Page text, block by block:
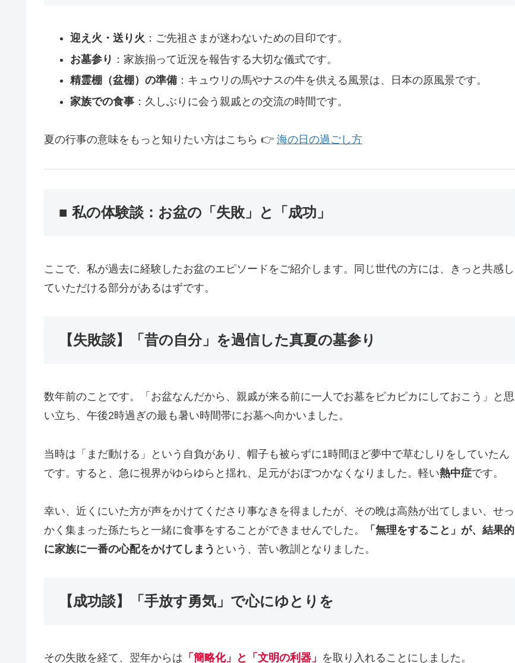
迎え火・送り火 ：ご先祖さまが迷わないための目印です。
お墓参り ：家族揃って近況を報告する大切な儀式です。
精霊棚（盆棚）の準備：キュウリの馬やナスの牛を供える風景は、日本の原風景です。
家族での食事：久しぶりに会う親戚との交流の時間です。
夏の行事の意味をもっと知りたい方はこちら 👉 海の日の過ごし方
■ 私の体験談：お盆の「失敗」と「成功」
ここで、私が過去に経験したお盆のエピソードをご紹介します。同じ世代の方には、きっと共感し
ていただける部分があるはずです。
【失敗談】「昔の自分」を過信した真夏の墓参り
数年前のことです。「お盆なんだから、親戚が来る前に一人でお墓をピカピカにしておこう」と思
い立ち、午後2時過ぎの最も暑い時間帯にお墓へ向かいました。
当時は「まだ動ける」という自負があり、帽子も被らずに1時間ほど夢中で草むしりをしていたん
です。すると、急に視界がゆらゆらと揺れ、足元がおぼつかなくなりました。軽い熱中症です。
幸い、近くにいた方が声をかけてくださり事なきを得ましたが、その晩は高熱が出てしまい、せっ
かく集まった孫たちと一緒に食事をすることができませんでした。
「無理をすること」が、結果的
に家族に一番の心配をかけてしまう という、苦い教訓となりました。
【成功談】「手放す勇気」で心にゆとりを
その失敗を経て、翌年からは 「簡略化」と「文明の利器」 を取り入れることにしました。